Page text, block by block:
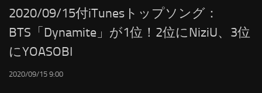
RSS
LINKS
2020/09/15付iTunesトップソング：
BTS「Dynamite」が1位！2位にNiziU、3位
にYOASOBI
2020/09/15 9:00